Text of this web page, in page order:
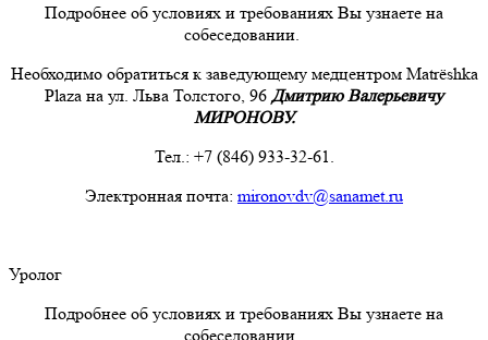
Подробнее об условиях и требованиях Вы узнаете на
собеседовании.
Необходимо обратиться к заведующему медцентром Matrёshka
Plaza на ул. Льва Толстого, 96 Дмитрию Валерьевичу
МИРОНОВУ.
Тел.: +7 (846) 933-32-61.
Электронная почта: mironovdv@sanamet.ru
Уролог
Подробнее об условиях и требованиях Вы узнаете на
собеседовании.